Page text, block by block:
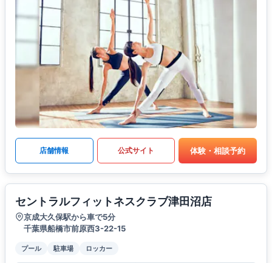
店舗情報 公式サイト 体験・相談予約
セントラルフィットネスクラブ津田沼店
京成大久保駅から車で5分
千葉県船橋市前原西3-22-15
プール 駐車場 ロッカー